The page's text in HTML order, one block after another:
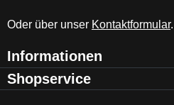
Oder über unser Kontaktformular.
Informationen
Shopservice